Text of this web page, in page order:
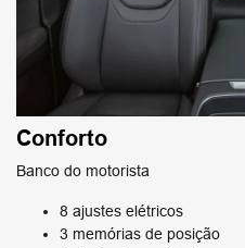
Conforto
Banco do motorista
8 ajustes elétricos
3 memórias de posição